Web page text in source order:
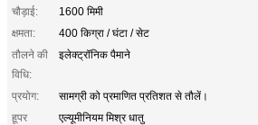
चौड़ाई:
1600 मिमी
क्षमता:
400 किग्रा / घंटा / सेट
तौलने की
विधि:
इलेक्ट्रॉनिक पैमाने
प्रयोग:
सामग्री को प्रमाणित प्रतिशत से तौलें।
हूपर
एल्यूमीनियम मिश्र धातु